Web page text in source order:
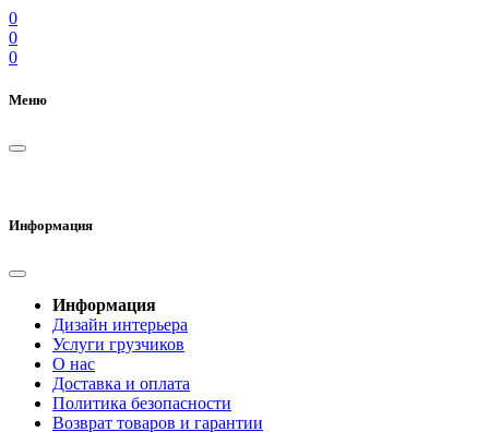
0
0
0
Меню
Информация
Информация
Дизайн интерьера
Услуги грузчиков
О нас
Доставка и оплата
Политика безопасности
Возврат товаров и гарантии